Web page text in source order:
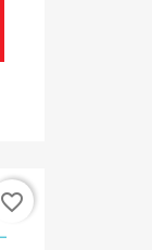
favorite_border